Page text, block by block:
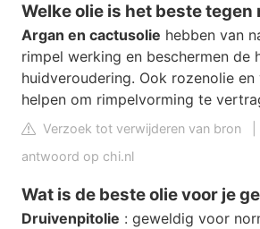
Welke olie is het beste tegen
Argan en cactusolie hebben van
rimpel werking en beschermen de
huidveroudering. Ook rozenolie
helpen om rimpelvorming te
Verzoek tot verwijderen van bron
antwoord op chi.nl
Wat is de beste olie voor je
Druivenpitolie : geweldig voor